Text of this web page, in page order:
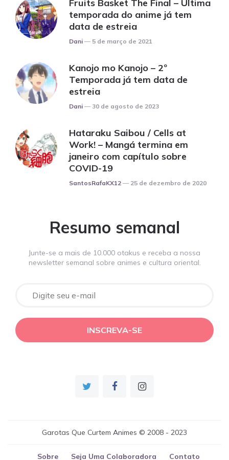
Fruits Basket The Final – Última
temporada do anime já tem
data de estreia
Posted
Dani 5 de março de 2021
Kanojo mo Kanojo – 2º
Temporada já tem data de
estreia
Posted
Dani 30 de agosto de 2023
Hataraku Saibou / Cells at
Work! – Mangá termina em
janeiro com capítulo sobre
COVID-19
Posted
SantosRafaKX12 25 de dezembro de 2020
Resumo semanal
Junte-se a mais de 10.000 otakus e receba a nossa
newsletter semanal sobre animes e cultura oriental.
Garotas Que Curtem Animes © 2008 - 2023
Sobre Seja Uma Colaboradora Contato